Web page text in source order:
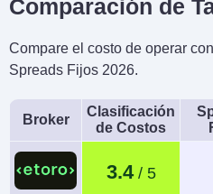
Comparación de
Compare el costo de operar
Spreads Fijos 2026.
Broker
Clasificación
de Costos
3.4